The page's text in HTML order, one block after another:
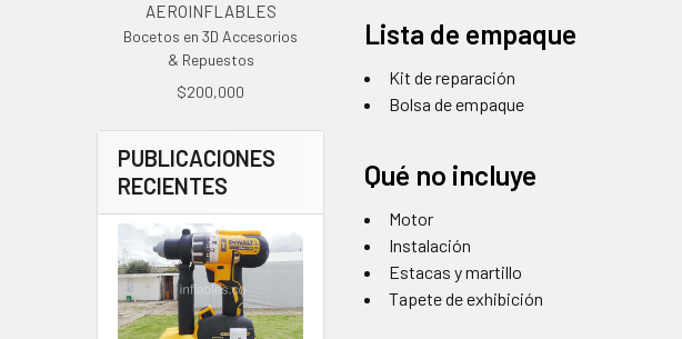
AEROINFLABLES
Bocetos en 3D Accesorios
& Repuestos
$200,000
PUBLICACIONES
RECIENTES
Lista de empaque
Kit de reparación
Bolsa de empaque
Qué no incluye
Motor
Instalación
Estacas y martillo
Tapete de exhibición